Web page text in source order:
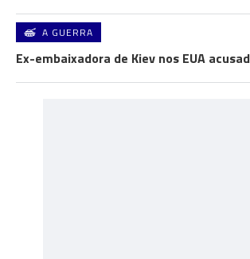
A GUERRA
Ex-embaixadora de Kiev nos EUA